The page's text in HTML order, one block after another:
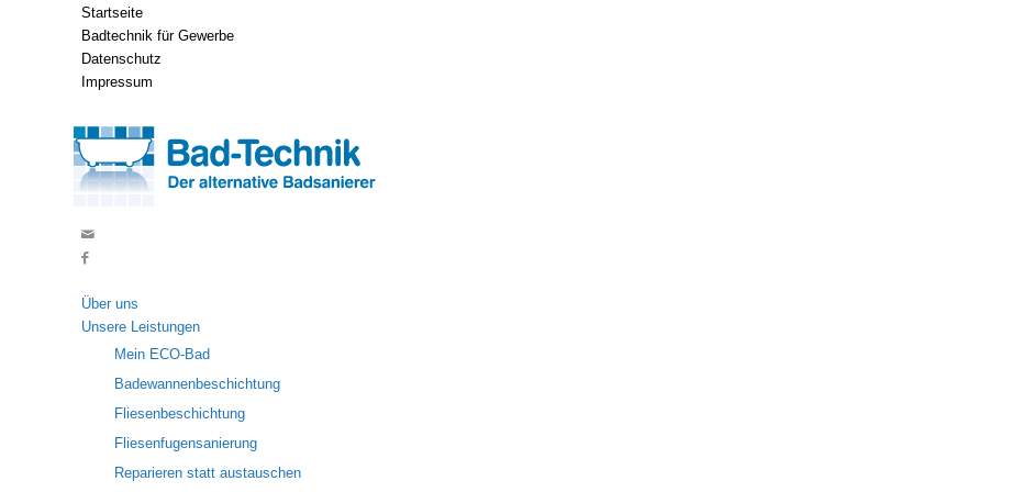
Startseite
Badtechnik für Gewerbe
Datenschutz
Impressum
Über uns
Unsere Leistungen
Mein ECO-Bad
Badewannenbeschichtung
Fliesenbeschichtung
Fliesenfugensanierung
Reparieren statt austauschen